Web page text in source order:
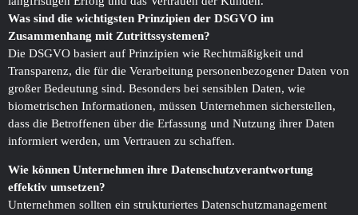
Was sind die wichtigsten Prinzipien der DSGVO im
Zusammenhang mit Zutrittssystemen?
Die DSGVO basiert auf Prinzipien wie Rechtmäßigkeit und
Transparenz, die für die Verarbeitung personenbezogener Daten von
großer Bedeutung sind. Besonders bei sensiblen Daten, wie
biometrischen Informationen, müssen Unternehmen sicherstellen,
dass die Betroffenen über die Erfassung und Nutzung ihrer Daten
informiert werden, um Vertrauen zu schaffen.
Wie können Unternehmen ihre Datenschutzverantwortung
effektiv umsetzen?
Unternehmen sollten ein strukturiertes Datenschutzmanagement